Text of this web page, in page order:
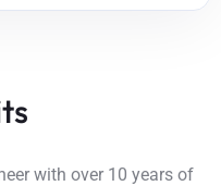
with over 10 years of